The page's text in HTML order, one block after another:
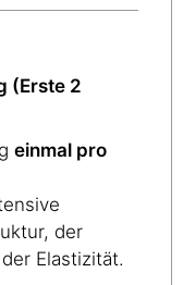
(Erste 2
einmal pro
der
Elastizität.